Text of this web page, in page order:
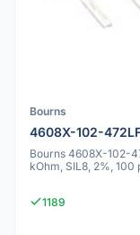
Bourns
4608X-102-
Bourns 4608X-102-
kOhm, SIL8, 2%, 100
1189